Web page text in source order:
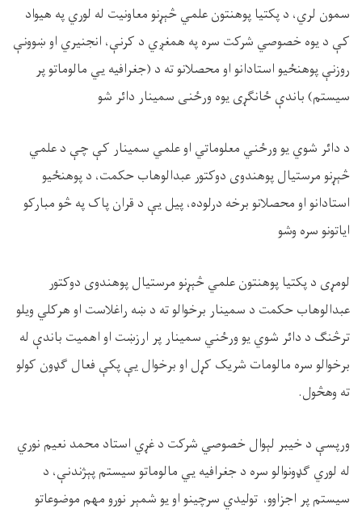
سمون لري، د پکتیا پوهنتون علمي څېړنو معاونیت له لوري په هیواد
کې د یوه خصوصي شرکت سره په همغږي د کرنې، انجنیري او ښوونې
روزنې پوهنځیو استادانو او محصلانو ته د (جغرافیه یي مالوماتو پر
سیستم) باندې ځانګړی یوه ورځنی سمینار دائر شو
د دائر شوي یو ورځني معلوماتي او علمي سمینار کې چې د علمي
څېړنو مرستیال پوهندوی دوکتور عبدالوهاب حکمت، د پوهنځيو
استادانو او محصلانو برخه درلوده، پیل یې د قران پاک په څو مبارکو
ایاتونو سره وشو
لومړی د پکتیا پوهنتون علمي څېړنو مرستیال پوهندوی دوکتور
عبدالوهاب حکمت د سمینار برخوالو ته د ښه راغلاست او هرکلي ویلو
ترڅنګ د دائر شوي یو ورځني سمینار پر ارزښت او اهمیت باندې له
برخوالو سره مالومات شریک کړل او برخوال یې پکې فعال ګډون کولو
ته وهڅول.
ورپسې د خیبر لېوال خصوصي شرکت د غړي استاد محمد نعیم نوري
له لوري ګډونوالو سره د جغرافیه یي مالوماتو سیستم پېژندنې، د
سیستم پر اجزاوو، تولیدي سرچینو او یو شمېر نورو مهم موضوعاتو